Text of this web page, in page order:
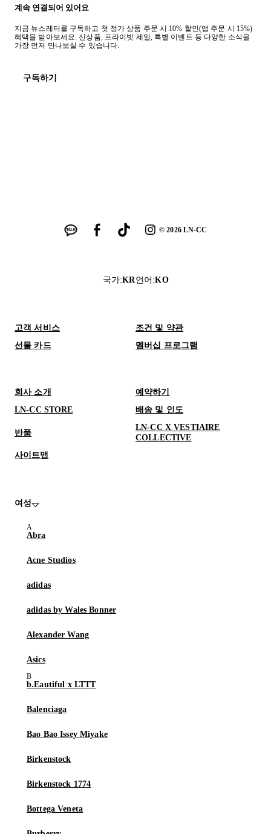
계속 연결되어 있어요
지금 뉴스레터를 구독하고 첫 정가 상품 주문 시 10% 할인(앱 주문 시 15%)
혜택을 받아보세요. 신상품, 프라이빗 세일, 특별 이벤트 등 다양한 소식을
가장 먼저 만나보실 수 있습니다.
구독하기
©2026LN-CC
국가:KR언어 :KO
고객 서비스
조건 및 약관
선물 카드
멤버십 프로그램
회사 소개
예약하기
LN-CC STORE
배송 및 인도
반품
LN-CC X VESTIAIRE
COLLECTIVE
사이트맵
여성
Abra
Acne Studios
adidas
adidas by Wales Bonner
Alexander Wang
Asics
b.Eautiful x LTTT
Balenciaga
Bao Bao Issey Miyake
Birkenstock
Birkenstock 1774
Bottega Veneta